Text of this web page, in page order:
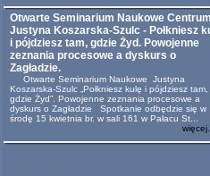
Otwarte Seminarium Naukowe
Justyna Koszarska-Szulc - Połkniesz
i pójdziesz tam, gdzie Żyd. Powojenne
zeznania procesowe a dyskurs o
Zagładzie.
Otwarte Seminarium Naukowe Justyna
Koszarska-Szulc „Połkniesz kulę i pójdziesz tam,
gdzie Żyd”. Powojenne zeznania procesowe a
dyskurs o Zagładzie Spotkanie odbędzie się w
środę 15 kwietnia br. w sali 161 w Pałacu St...
więcej...